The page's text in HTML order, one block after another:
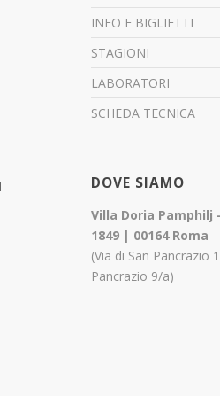
INFO E BIGLIETTI
STAGIONI
LABORATORI
SCHEDA TECNICA
DOVE SIAMO
Villa Doria Pamphilj
1849 | 00164 Roma
(Via di San Pancrazio
Pancrazio 9/a)